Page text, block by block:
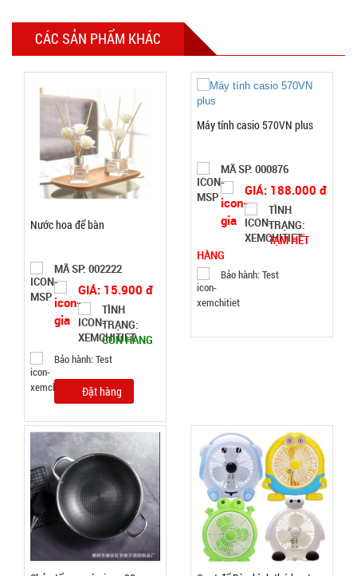
GIÁ:
TRẠNG:
CÒN HÀNG
Bảo
Cân nặng:
lịch văn
phòng (
T50, full vat
)
MÃ
SP:
002369
25.000 đ
CÁC SẢN PHẨM KHÁC
Nước hoa để bàn
MÃ SP: 002222
GIÁ: 15.900 đ
TÌNH
TRẠNG:
CÒN HÀNG
Bảo hành: Test
Đặt hàng
Máy tính casio 570VN plus
MÃ SP: 000876
GIÁ: 188.000 đ
TÌNH
TRẠNG:
TẠM HẾT
HÀNG
Bảo hành: Test